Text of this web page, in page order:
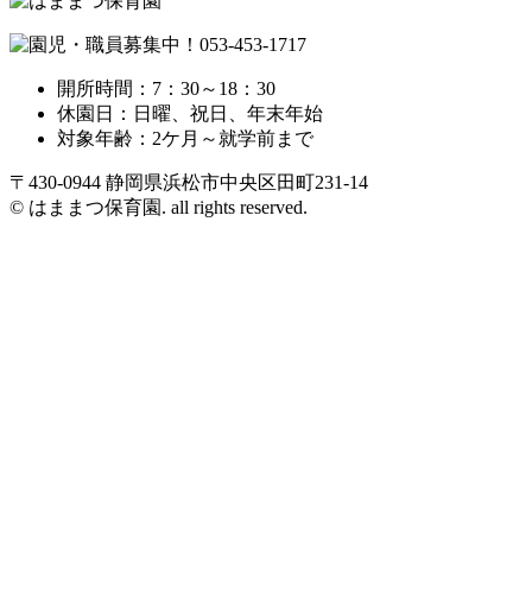
開所時間：7：30～18：30
休園日：日曜、祝日、年末年始
対象年齢：2ケ月～就学前まで
〒430-0944 静岡県浜松市中央区田町231-14
© はままつ保育園. all rights reserved.